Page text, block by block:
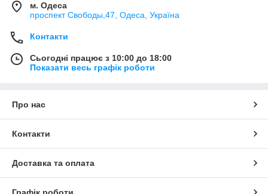
м. Одеса
проспект Свободы,47, Одеса, Україна
Контакти
Сьогодні працює з 10:00 до 18:00
Показати весь графік роботи
Про нас
Контакти
Доставка та оплата